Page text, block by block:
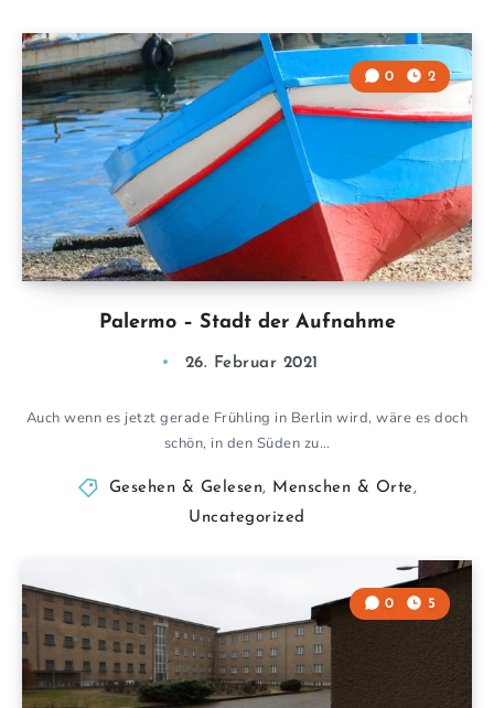
Palermo – Stadt der Aufnahme
0 2
26. Februar 2021
Auch wenn es jetzt gerade Frühling in Berlin wird, wäre es doch
schön, in den Süden zu…
Gesehen & Gelesen, Menschen & Orte ,
Uncategorized
0 5